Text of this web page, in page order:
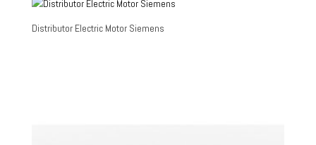
Distributor Electric Motor Siemens